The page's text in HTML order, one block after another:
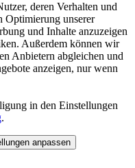
deren Verhalten und
Optimierung unserer
und Inhalte anzuzeigen
Außerdem können wir
Anbietern abgleichen und
anzeigen, nur wenn
in den Einstellungen
.
anpassen